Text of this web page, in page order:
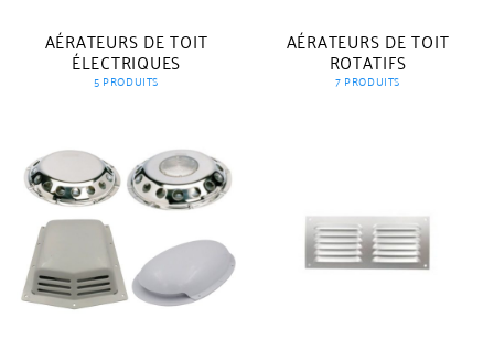
AÉRATEURS DE TOIT
ÉLECTRIQUES
5 PRODUITS
AÉRATEURS DE TOIT
ROTATIFS
7 PRODUITS